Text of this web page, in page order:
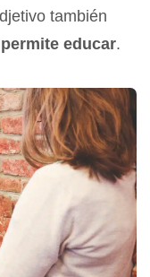
también
permite educar.